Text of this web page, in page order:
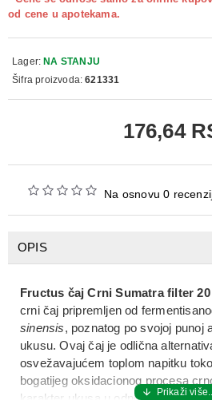
Na osnovu 0
od cene u apotekama.
176,64
Lager: NA STANJU
Šifra proizvoda: 621331
OPIS
Fructus čaj Crni Sumatra filter
crni čaj pripremljen od
sinensis, poznatog po svojoj punoj
ukusu. Ovaj čaj je odlična
osvežavajućem toplom napitku
bogatijeg oksidacionog procesa